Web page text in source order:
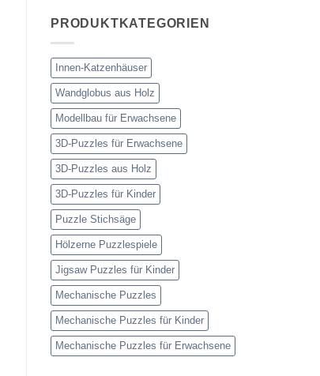
PRODUKTKATEGORIEN
Innen-Katzenhäuser
Wandglobus aus Holz
Modellbau für Erwachsene
3D-Puzzles für Erwachsene
3D-Puzzles aus Holz
3D-Puzzles für Kinder
Puzzle Stichsäge
Hölzerne Puzzlespiele
Jigsaw Puzzles für Kinder
Mechanische Puzzles
Mechanische Puzzles für Kinder
Mechanische Puzzles für Erwachsene